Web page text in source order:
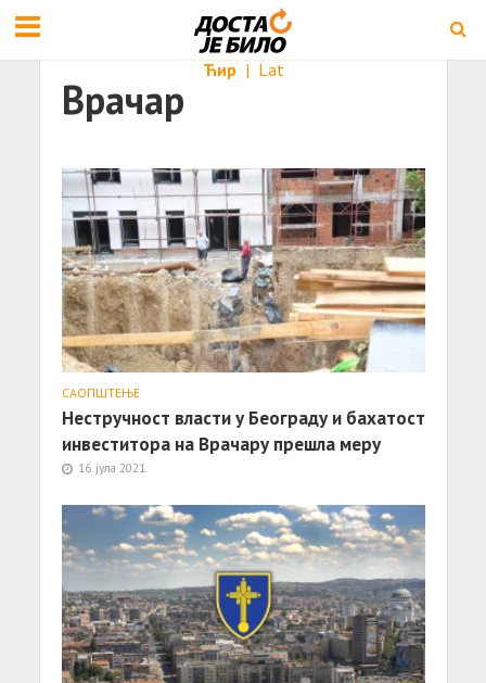
Ћир | Lat
Врачар
САОПШТЕЊE
Нестручност власти у Београду и бахатост
инвеститора на Врачару прешла меру
16. јула 2021.